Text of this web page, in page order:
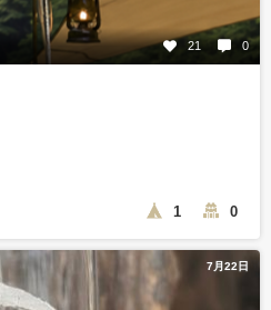
21 0
1 0
7月22日